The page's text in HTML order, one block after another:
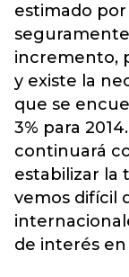
estimado por
incremento,
y existe la
que se
3% para
continuará
estabilizar la
vemos difícil
de interés en